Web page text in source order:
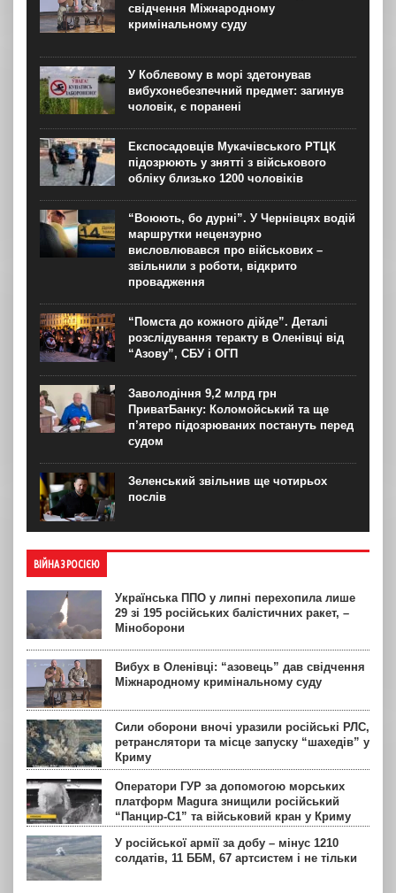
“Новинарні” в пресслужбі Спеціалізованої прокуратури у
сфері оборони Центрального регіону, ним виявився...
свідчення Міжнародному
кримінальному суду
У Коблевому в морі здетонував
вибухонебезпечний предмет: загинув
чоловік, є поранені
Експосадовців Мукачівського РТЦК
підозрюють у знятті з військового
обліку близько 1200 чоловіків
“Воюють, бо дурні”. У Чернівцях водій
маршрутки нецензурно
висловлювався про військових –
звільнили з роботи, відкрито
провадження
“Помста до кожного дійде”. Деталі
розслідування теракту в Оленівці від
“Азову”, СБУ і ОГП
Заволодіння 9,2 млрд грн
ПриватБанку: Коломойський та ще
п’ятеро підозрюваних постануть перед
судом
Зеленський звільнив ще чотирьох
послів
ВІЙНА З РОСІЄЮ
Українська ППО у липні перехопила лише
29 зі 195 російських балістичних ракет, –
Міноборони
Вибух в Оленівці: “азовець” дав свідчення
Міжнародному кримінальному суду
Сили оборони вночі уразили російські РЛС,
ретранслятори та місце запуску “шахедів” у
Криму
Оператори ГУР за допомогою морських
платформ Magura знищили російський
“Панцир-С1” та військовий кран у Криму
У російської армії за добу – мінус 1210
солдатів, 11 ББМ, 67 артсистем і не тільки